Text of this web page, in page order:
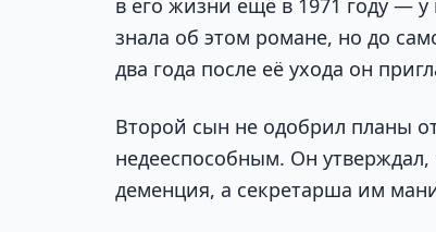
в его жизни ещё в 1971 году —
знала об этом романе, но до
два года после её ухода он
Второй сын не одобрил планы
недееспособным. Он утверждал,
деменция, а секретарша им